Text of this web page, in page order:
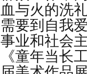
血与火的洗
需要到自我
事业和社会
《童年当长